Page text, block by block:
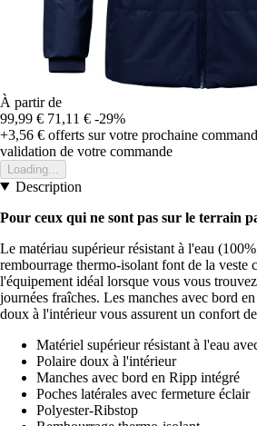
À partir de
99,99 € 71,11 € -29%
+3,56 € offerts sur votre prochaine
validation de votre commande
Loading...
Description
Pour ceux qui ne sont pas sur le terrain
Le matériau supérieur résistant à l'eau
rembourrage thermo-isolant font de la veste
l'équipement idéal lorsque vous vous
journées fraîches. Les manches avec bord
doux à l'intérieur vous assurent un confort
Matériel supérieur résistant à l'eau
Polaire doux à l'intérieur
Manches avec bord en Ripp intégré
Poches latérales avec fermeture éclair
Polyester-Ribstop